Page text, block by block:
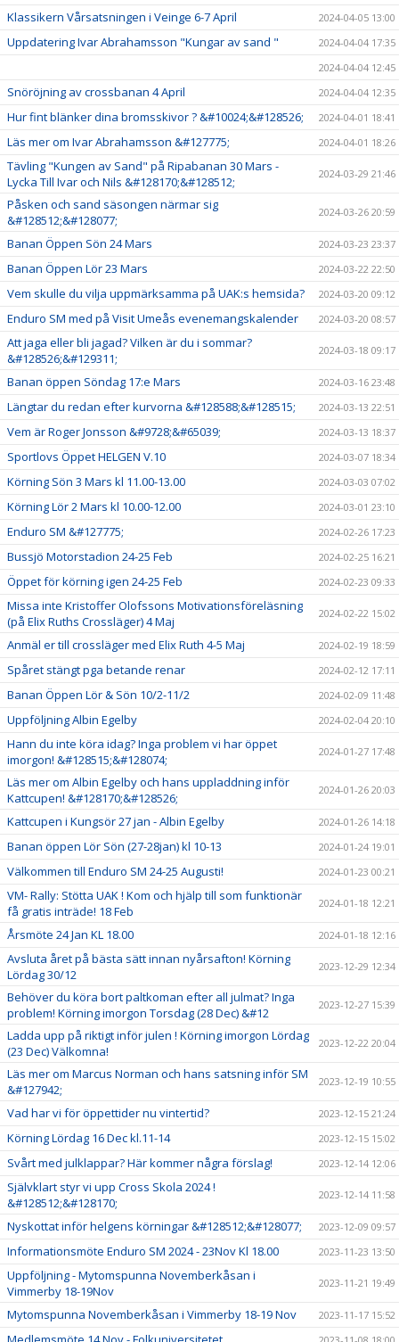
Klassikern Vårsatsningen i Veinge 6-7 April 2024-04-05 13:00
Uppdatering Ivar Abrahamsson "Kungar av sand "
2024-04-04 17:35
2024-04-04 12:45
Snöröjning av crossbanan 4 April 2024-04-04 12:35
Hur fint blänker dina bromsskivor ? &#10024;&#128526; 2024-04-01 18:41
Läs mer om Ivar Abrahamsson &#127775; 2024-04-01 18:26
Tävling "Kungen av Sand" på Ripabanan 30 Mars -
Lycka Till Ivar och Nils &#128170;&#128512;
2024-03-29 21:46
Påsken och sand säsongen närmar sig
&#128512;&#128077;
2024-03-26 20:59
Banan Öppen Sön 24 Mars 2024-03-23 23:37
Banan Öppen Lör 23 Mars 2024-03-22 22:50
Vem skulle du vilja uppmärksamma på UAK:s hemsida? 2024-03-20 09:12
Enduro SM med på Visit Umeås evenemangskalender 2024-03-20 08:57
Att jaga eller bli jagad? Vilken är du i sommar?
&#128526;&#129311;
2024-03-18 09:17
Banan öppen Söndag 17:e Mars 2024-03-16 23:48
Längtar du redan efter kurvorna &#128588;&#128515; 2024-03-13 22:51
Vem är Roger Jonsson &#9728;&#65039; 2024-03-13 18:37
Sportlovs Öppet HELGEN V.10 2024-03-07 18:34
Körning Sön 3 Mars kl 11.00-13.00 2024-03-03 07:02
Körning Lör 2 Mars kl 10.00-12.00 2024-03-01 23:10
Enduro SM &#127775; 2024-02-26 17:23
Bussjö Motorstadion 24-25 Feb 2024-02-25 16:21
Öppet för körning igen 24-25 Feb 2024-02-23 09:33
Missa inte Kristoffer Olofssons Motivationsföreläsning
(på Elix Ruths Crossläger) 4 Maj
2024-02-22 15:02
Anmäl er till crossläger med Elix Ruth 4-5 Maj 2024-02-19 18:59
Spåret stängt pga betande renar 2024-02-12 17:11
Banan Öppen Lör & Sön 10/2-11/2 2024-02-09 11:48
Uppföljning Albin Egelby 2024-02-04 20:10
Hann du inte köra idag? Inga problem vi har öppet
imorgon! &#128515;&#128074;
2024-01-27 17:48
Läs mer om Albin Egelby och hans uppladdning inför
Kattcupen! &#128170;&#128526;
2024-01-26 20:03
Kattcupen i Kungsör 27 jan - Albin Egelby 2024-01-26 14:18
Banan öppen Lör Sön (27-28jan) kl 10-13 2024-01-24 19:01
Välkommen till Enduro SM 24-25 Augusti! 2024-01-23 00:21
VM- Rally: Stötta UAK ! Kom och hjälp till som funktionär
få gratis inträde! 18 Feb
2024-01-18 12:21
Årsmöte 24 Jan KL 18.00 2024-01-18 12:16
Avsluta året på bästa sätt innan nyårsafton! Körning
Lördag 30/12
2023-12-29 12:34
Behöver du köra bort paltkoman efter all julmat? Inga
problem! Körning imorgon Torsdag (28 Dec) &#12
2023-12-27 15:39
Ladda upp på riktigt inför julen ! Körning imorgon Lördag
(23 Dec) Välkomna!
2023-12-22 20:04
Läs mer om Marcus Norman och hans satsning inför SM
&#127942;
2023-12-19 10:55
Vad har vi för öppettider nu vintertid? 2023-12-15 21:24
Körning Lördag 16 Dec kl.11-14 2023-12-15 15:02
Svårt med julklappar? Här kommer några förslag! 2023-12-14 12:06
Självklart styr vi upp Cross Skola 2024 !
&#128512;&#128170;
2023-12-14 11:58
Nyskottat inför helgens körningar &#128512;&#128077; 2023-12-09 09:57
Informationsmöte Enduro SM 2024 - 23Nov Kl 18.00 2023-11-23 13:50
Uppföljning - Mytomspunna Novemberkåsan i
Vimmerby 18-19Nov
2023-11-21 19:49
Mytomspunna Novemberkåsan i Vimmerby 18-19 Nov 2023-11-17 15:52